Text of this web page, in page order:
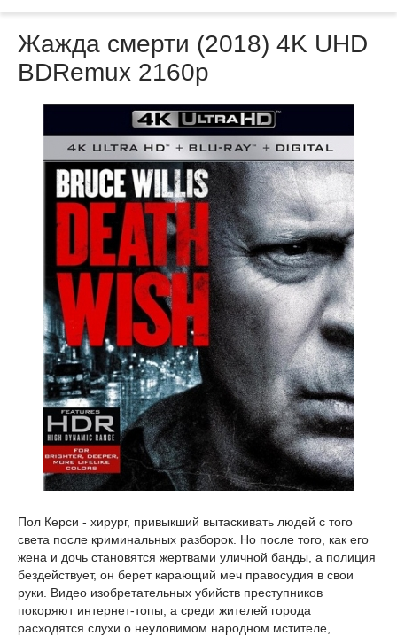
Жажда смерти (2018) 4K UHD
BDRemux 2160p
Пол Керси - хирург, привыкший вытаскивать людей с того
света после криминальных разборок. Но после того, как его
жена и дочь становятся жертвами уличной банды, а полиция
бездействует, он берет карающий меч правосудия в свои
руки. Видео изобретательных убийств преступников
покоряют интернет-топы, а среди жителей города
расходятся слухи о неуловимом народном мстителе,